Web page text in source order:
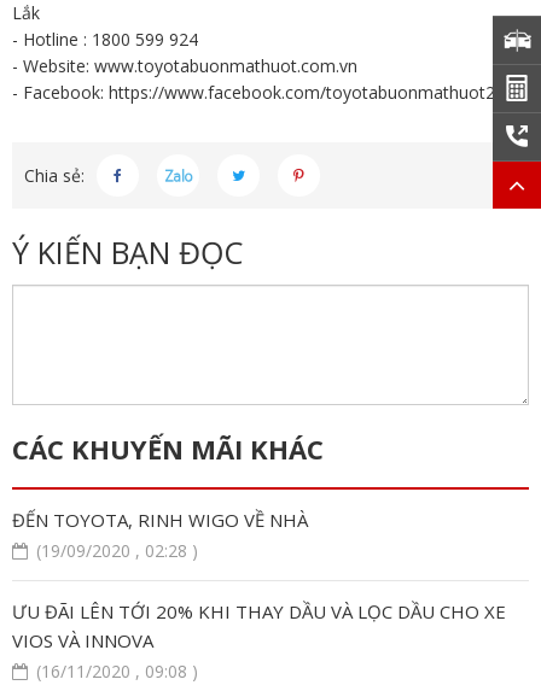
Lắk
- Hotline : 1800 599 924
- Website: www.toyotabuonmathuot.com.vn
- Facebook: https://www.facebook.com/toyotabuonmathuot2013
Chia sẻ:
Ý KIẾN BẠN ĐỌC
CÁC KHUYẾN MÃI KHÁC
ĐẾN TOYOTA, RINH WIGO VỀ NHÀ
(19/09/2020 , 02:28 )
ƯU ĐÃI LÊN TỚI 20% KHI THAY DẦU VÀ LỌC DẦU CHO XE
VIOS VÀ INNOVA
(16/11/2020 , 09:08 )